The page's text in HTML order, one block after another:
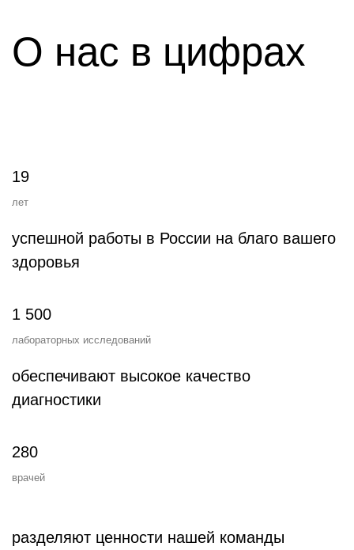
О нас в цифрах
19
лет
успешной работы в России на благо вашего
здоровья
1 500
лабораторных исследований
обеспечивают высокое качество
диагностики
280
врачей
разделяют ценности нашей команды